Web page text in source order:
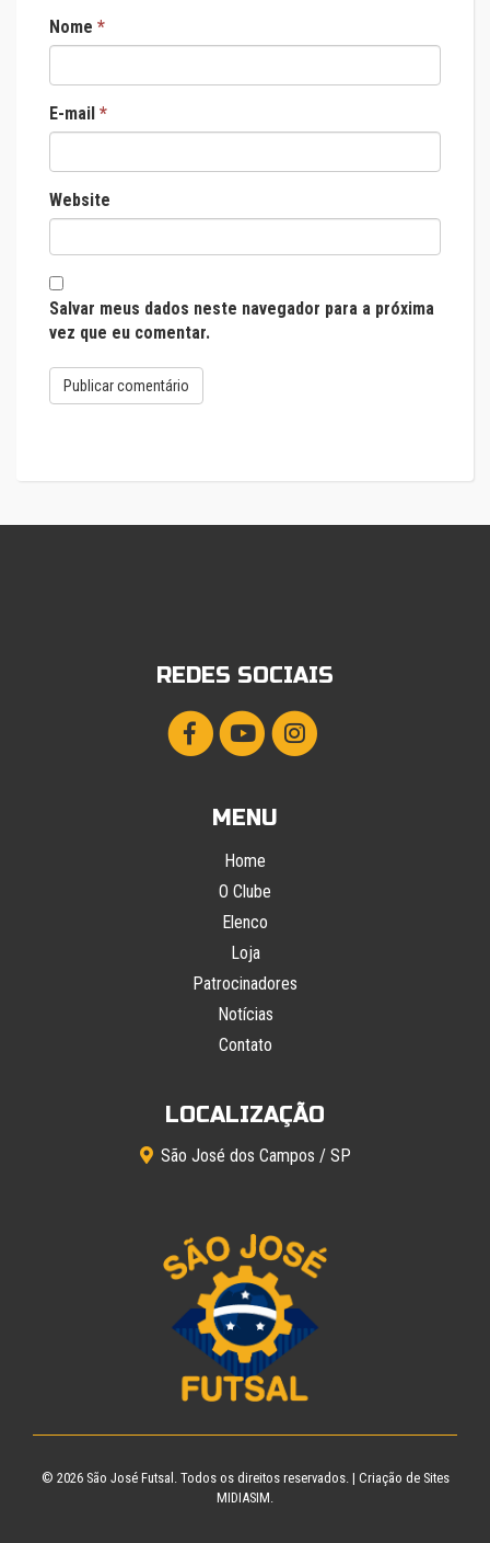
Nome *
E-mail *
Website
Salvar meus dados neste navegador para a próxima
vez que eu comentar.
REDES SOCIAIS
MENU
Home
O Clube
Elenco
Loja
Patrocinadores
Notícias
Contato
LOCALIZAÇÃO
São José dos Campos / SP
© 2026 São José Futsal . Todos os direitos reservados. | Criação de Sites
MIDIASIM.